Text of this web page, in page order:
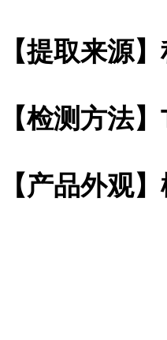
【提取来源
【检测方法
【产品外观